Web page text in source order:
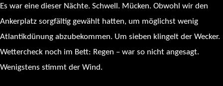
Es war eine dieser Nächte. Schwell. Mücken. Obwohl wir den
Ankerplatz sorgfältig gewählt hatten, um möglichst wenig
Atlantikdünung abzubekommen. Um sieben klingelt der Wecker.
Wettercheck noch im Bett: Regen – war so nicht angesagt.
Wenigstens stimmt der Wind.